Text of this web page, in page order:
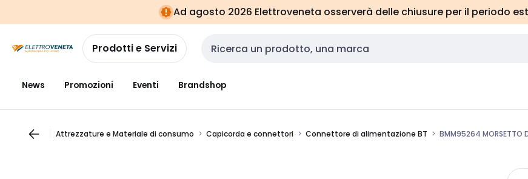
navigazionealla
pagina
Ad agosto 2026 Elettroveneta osserverà delle chiusure per il periodo
Prodotti e Servizi Cerca input
News Promozioni Eventi Brandshop
Attrezzature e Materiale di consumo Capicorda e connettori Connettore di alimentazione BT BMM95264 MORSETTO